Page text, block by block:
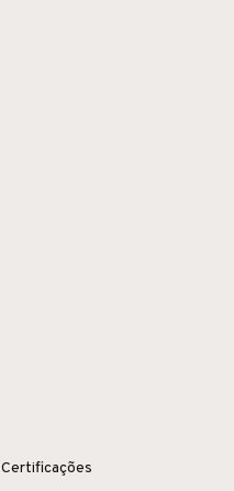
Certificações